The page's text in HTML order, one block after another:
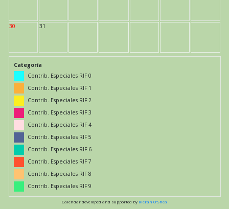
30 31
Categoría
Contrib. Especiales RIF 0
Contrib. Especiales RIF 1
Contrib. Especiales RIF 2
Contrib. Especiales RIF 3
Contrib. Especiales RIF 4
Contrib. Especiales RIF 5
Contrib. Especiales RIF 6
Contrib. Especiales RIF 7
Contrib. Especiales RIF 8
Contrib. Especiales RIF 9
Calendar developed and supported by Kieran O'Shea